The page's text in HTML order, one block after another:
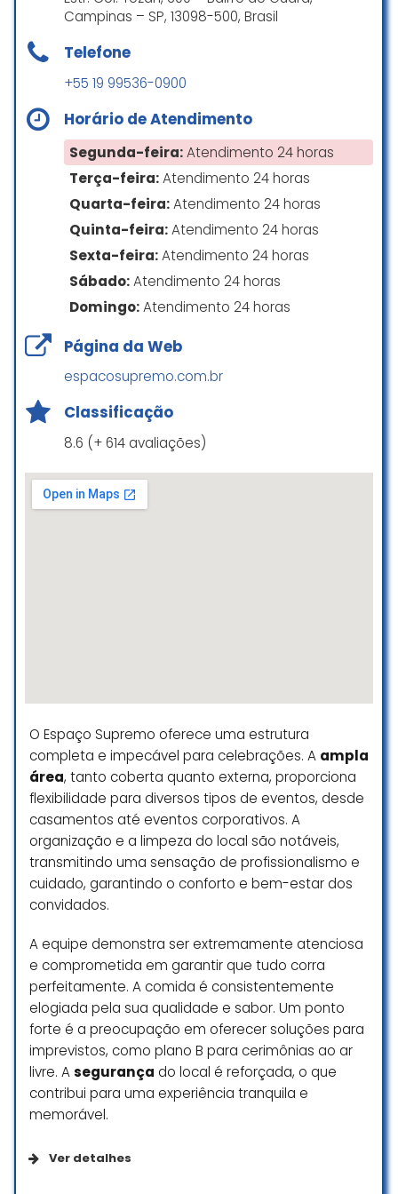
Pequeno(Fizemos uma festa para
umas 100 pessoas), porém muito
aconchegante.. forte, na minha
opinião é a estrutura de
sonorização que conta com um
da casa está de parabéns.
Bilmar Angelis
Fizemos a nossa festa de
casamento no Espaço 301, e foi só
alegria do começo ao fim.
Não apenas pelo excelente
super tranquila, profissional e fácil
local completo: já tem um set de
mesas e cadeiras, palco pronto,
sistema de som e iluminação, e
gerador próprio.
parte muito importante que vai
ficar na memória! Recomendamos
Campinas – SP, 13098-500, Brasil
Telefone
+55 19 99536-0900
Horário de Atendimento
Segunda-feira:Atendimento 24 horas
Terça-feira:Atendimento 24 horas
Quarta-feira:Atendimento 24 horas
Quinta-feira:Atendimento 24 horas
Sexta-feira:Atendimento 24 horas
Sábado:Atendimento 24 horas
Domingo:Atendimento 24 horas
Página da Web
espacosupremo.com.br
Classificação
8.6 (+ 614 avaliações)
O Espaço Supremo oferece uma estrutura
completa e impecável para celebrações. A ampla
área, tanto coberta quanto externa, proporciona
flexibilidade para diversos tipos de eventos, desde
casamentos até eventos corporativos. A
organização e a limpeza do local são notáveis,
transmitindo uma sensação de profissionalismo e
cuidado, garantindo o conforto e bem-estar dos
convidados.
A equipe demonstra ser extremamente atenciosa
e comprometida em garantir que tudo corra
perfeitamente. A comida é consistentemente
elogiada pela sua qualidade e sabor. Um ponto
forte é a preocupação em oferecer soluções para
imprevistos, como plano B para cerimônias ao ar
livre. Asegurança do local é reforçada, o que
contribui para uma experiência tranquila e
memorável.
Ver detalhes